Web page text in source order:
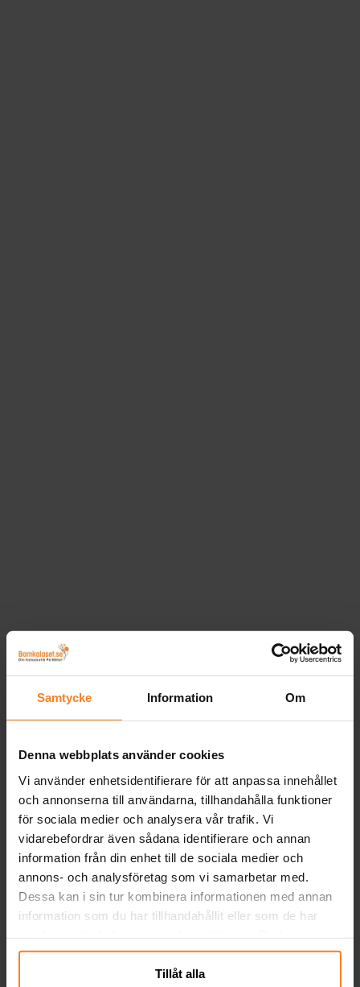
Samtycke Information Om
Denna webbplats använder cookies
Vi använder enhetsidentifierare för att anpassa innehållet
och annonserna till användarna, tillhandahålla funktioner
för sociala medier och analysera vår trafik. Vi
vidarebefordrar även sådana identifierare och annan
information från din enhet till de sociala medier och
annons- och analysföretag som vi samarbetar med.
Dessa kan i sin tur kombinera informationen med annan
information som du har tillhandahållit eller som de har
närsomhelst ändra ditt samtycke.
Tillåt alla